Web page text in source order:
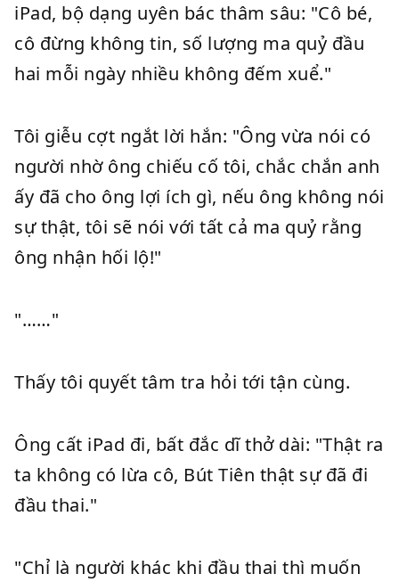
iPad, bộ dạng uyên bác thâm sâu: "Cô bé,
cô đừng không tin, số lượng ma quỷ đầu
hai mỗi ngày nhiều không đếm xuể."
Tôi giễu cợt ngắt lời hắn: "Ông vừa nói có
người nhờ ông chiếu cố tôi, chắc chắn anh
ấy đã cho ông lợi ích gì, nếu ông không nói
sự thật, tôi sẽ nói với tất cả ma quỷ rằng
ông nhận hối lộ!"
"……"
Thấy tôi quyết tâm tra hỏi tới tận cùng.
Ông cất iPad đi, bất đắc dĩ thở dài: "Thật ra
ta không có lừa cô, Bút Tiên thật sự đã đi
đầu thai."
"Chỉ là người khác khi đầu thai thì muốn